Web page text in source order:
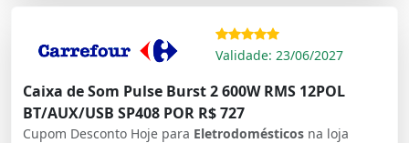
Validade: 23/06/2027
Caixa de Som Pulse Burst 2 600W RMS 12POL
BT/AUX/USB SP408 POR R$ 727
Cupom Desconto Hoje para Eletrodomésticos na loja